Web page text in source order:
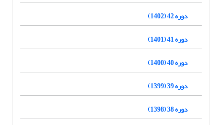
دوره 42 (1402)
دوره 41 (1401)
دوره 40 (1400)
دوره 39 (1399)
دوره 38 (1398)